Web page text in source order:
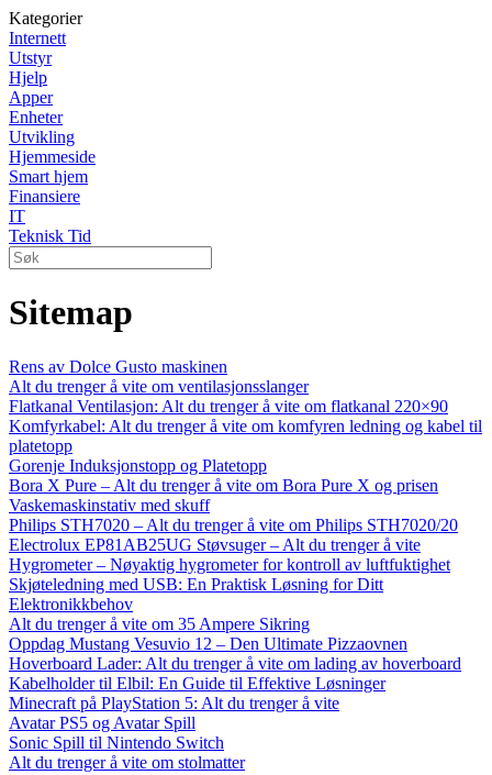
Kategorier
Internett
Utstyr
Hjelp
Apper
Enheter
Utvikling
Hjemmeside
Smart hjem
Finansiere
IT
Teknisk Tid
Sitemap
Rens av Dolce Gusto maskinen
Alt du trenger å vite om ventilasjonsslanger
Flatkanal Ventilasjon: Alt du trenger å vite om flatkanal 220×90
Komfyrkabel: Alt du trenger å vite om komfyren ledning og kabel til
platetopp
Gorenje Induksjonstopp og Platetopp
Bora X Pure – Alt du trenger å vite om Bora Pure X og prisen
Vaskemaskinstativ med skuff
Philips STH7020 – Alt du trenger å vite om Philips STH7020/20
Electrolux EP81AB25UG Støvsuger – Alt du trenger å vite
Hygrometer – Nøyaktig hygrometer for kontroll av luftfuktighet
Skjøteledning med USB: En Praktisk Løsning for Ditt
Elektronikkbehov
Alt du trenger å vite om 35 Ampere Sikring
Oppdag Mustang Vesuvio 12 – Den Ultimate Pizzaovnen
Hoverboard Lader: Alt du trenger å vite om lading av hoverboard
Kabelholder til Elbil: En Guide til Effektive Løsninger
Minecraft på PlayStation 5: Alt du trenger å vite
Avatar PS5 og Avatar Spill
Sonic Spill til Nintendo Switch
Alt du trenger å vite om stolmatter